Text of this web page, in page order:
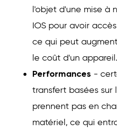
l'objet d'une mise à
IOS pour avoir
ce qui peut
le coût d'un appareil.
Performances -
transfert basées sur
prennent pas en
matériel, ce qui